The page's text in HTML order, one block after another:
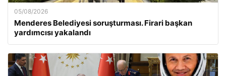
05/08/2026
Menderes Belediyesi soruşturması. Firari başkan
yardımcısı yakalandı